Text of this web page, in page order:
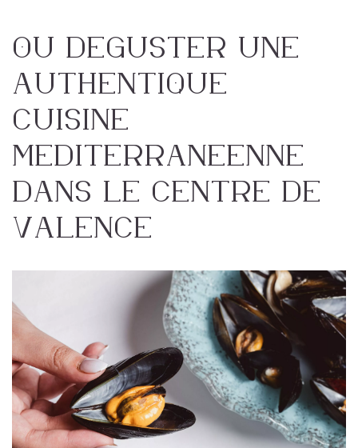
Où déguster une
authentique
cuisine
méditerranéenne
dans le centre de
Valence